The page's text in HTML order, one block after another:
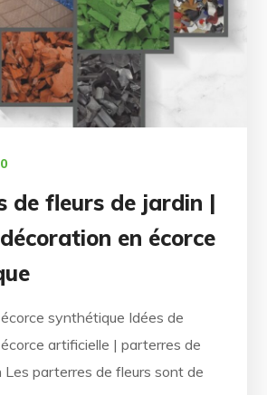
de fleurs de jardin |
en écorce
synthétique Idées de
artificielle | parterres de
Les parterres de fleurs sont de